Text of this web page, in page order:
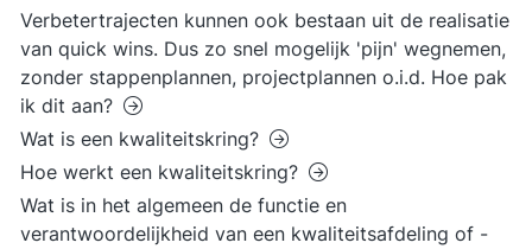
Verbetertrajecten kunnen ook bestaan uit de realisatie
van quick wins. Dus zo snel mogelijk 'pijn' wegnemen,
zonder stappenplannen, projectplannen o.i.d. Hoe pak
ik dit aan?
Wat is een kwaliteitskring?
Hoe werkt een kwaliteitskring?
Wat is in het algemeen de functie en
verantwoordelijkheid van een kwaliteitsafdeling of -